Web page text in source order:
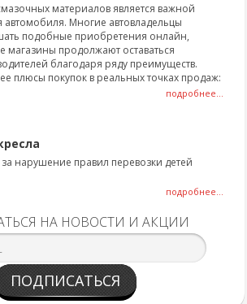
материалов является важной
автомобиля. Многие автовладельцы
подобные приобретения онлайн,
магазины продолжают оставаться
благодаря ряду преимуществ.
плюсы покупок в реальных точках продаж:
подробнее...
нарушение правил перевозки детей
подробнее...
НА НОВОСТИ И АКЦИИ
ПОДПИСАТЬСЯ